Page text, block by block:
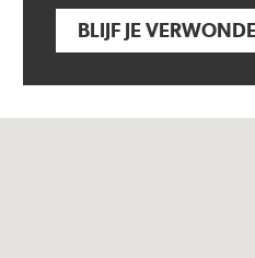
BLIJF JE